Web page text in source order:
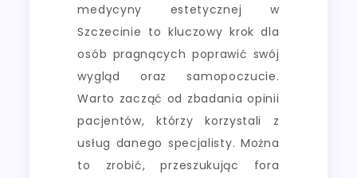
medycyny estetycznej w
Szczecinie to kluczowy krok dla
osób pragnących poprawić swój
wygląd oraz samopoczucie.
Warto zacząć od zbadania opinii
pacjentów, którzy korzystali z
usług danego specjalisty. Można
to zrobić, przeszukując fora